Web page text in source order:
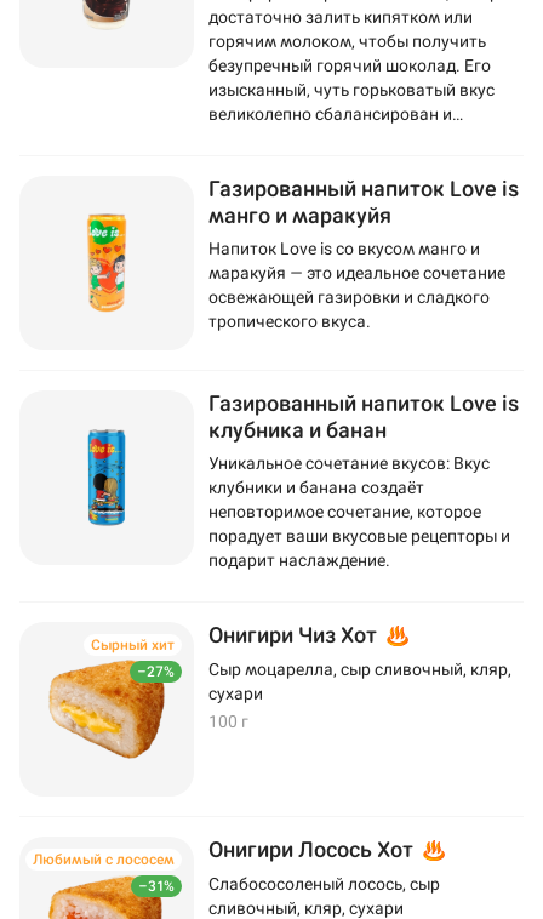
достаточно залить кипятком или
горячим молоком, чтобы получить
безупречный горячий шоколад. Его
изысканный, чуть горьковатый вкус
великолепно сбалансирован и
Газированный напиток Love is
манго и маракуйя
Напиток Love is со вкусом манго и
маракуйя — это идеальное сочетание
освежающей газировки и сладкого
тропического вкуса.
Газированный напиток Love is
клубника и банан
Уникальное сочетание вкусов: Вкус
клубники и банана создаёт
неповторимое сочетание, которое
порадует ваши вкусовые рецепторы и
подарит наслаждение.
–27%
Сырный хит Онигири Чиз Хот
Сыр моцарелла, сыр сливочный, кляр,
сухари
100 г
–31%
Любимый с лососем Онигири Лосось Хот
Слабососоленый лосось, сыр
сливочный, кляр, сухари